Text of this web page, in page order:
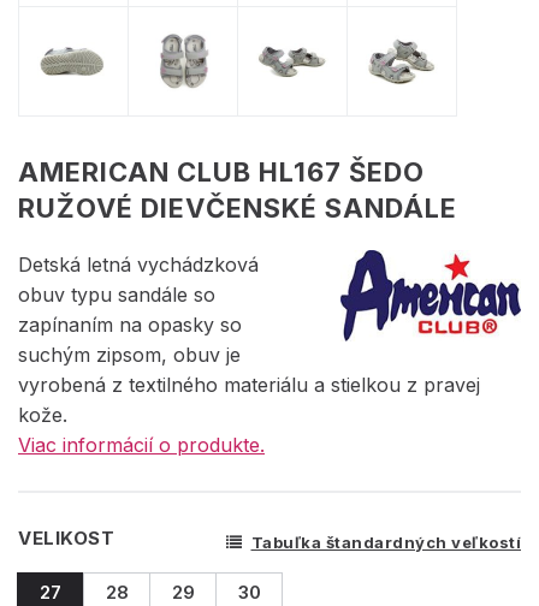
AMERICAN CLUB HL167 ŠEDO
RUŽOVÉ DIEVČENSKÉ SANDÁLE
Detská letná vychádzková
obuv typu sandále so
zapínaním na opasky so
suchým zipsom, obuv je
vyrobená z textilného materiálu a stielkou z pravej
kože.
Viac informácií o produkte.
VELIKOST Tabuľka štandardných veľkostí
27 28 29 30